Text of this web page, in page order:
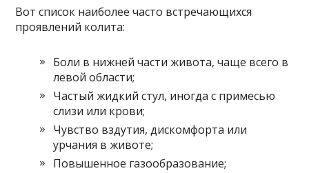
Вот список наиболее часто встречающихся
проявлений колита:
Боли в нижней части живота, чаще всего в
левой области;
Частый жидкий стул, иногда с примесью
слизи или крови;
Чувство вздутия, дискомфорта или
урчания в животе;
Повышенное газообразование;